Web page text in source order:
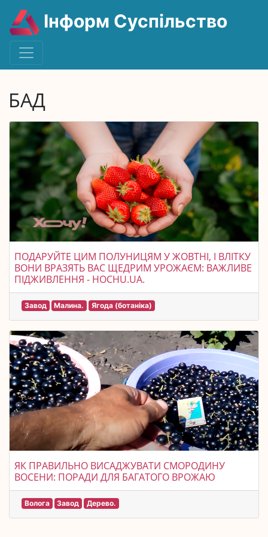
Інформ Суспільство
БАД
ПОДАРУЙТЕ ЦИМ ПОЛУНИЦЯМ У ЖОВТНІ, І ВЛІТКУ
ВОНИ ВРАЗЯТЬ ВАС ЩЕДРИМ УРОЖАЄМ: ВАЖЛИВЕ
ПІДЖИВЛЕННЯ - HOCHU.UA.
Завод Малина. Ягода (ботаніка)
ЯК ПРАВИЛЬНО ВИСАДЖУВАТИ СМОРОДИНУ
ВОСЕНИ: ПОРАДИ ДЛЯ БАГАТОГО ВРОЖАЮ
Волога Завод Дерево.